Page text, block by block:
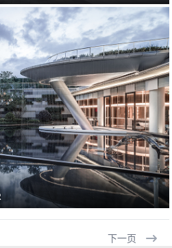
下一页